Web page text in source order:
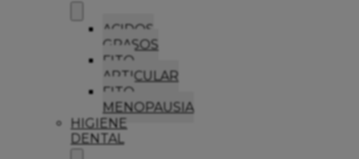
ACIDOS
GRASOS
FITO
ARTICULAR
FITO
MENOPAUSIA
HIGIENE
DENTAL